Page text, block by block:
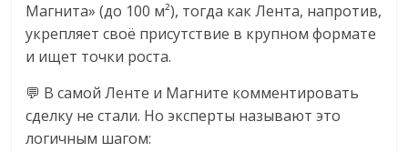
Магнита» (до 100 м²), тогда как Лента, напротив,
укрепляет своё присутствие в крупном формате
и ищет точки роста.
💬 В самой Ленте и Магните комментировать
сделку не стали. Но эксперты называют это
логичным шагом: